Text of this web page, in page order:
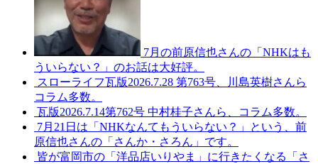
7月の前原信也さんの「NHKはも
ういらない？」のお話は大好評。
スローライフ瓦版2026.7.28 第763号、川島英樹さんら
コラム多数。
瓦版2026.7.14第762号 中村桂子さんら、コラム多数。
7月21日は「NHKなんてもういらない？」という、前
原信也さんの「さんか・さろん」です。
皆が富岡市の「洋品店いりやま」に行きたくなる「さ